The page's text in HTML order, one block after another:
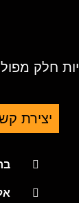
חלק
יצירת